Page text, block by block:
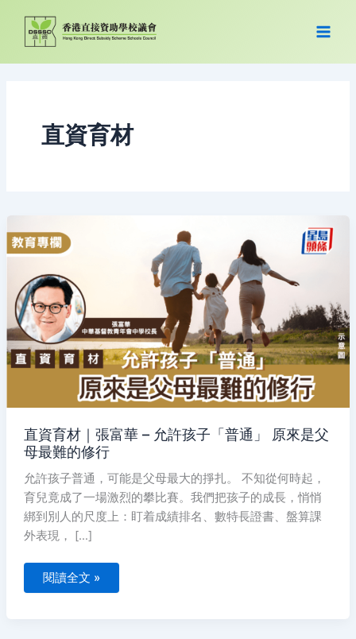
要
直資育材
直資育材｜張富華 – 允許孩子「普通」 原來是父
母最難的修行
允許孩子普通，可能是父母最大的掙扎。 不知從何時起，
育兒竟成了一場激烈的攀比賽。我們把孩子的成長，悄悄
綁到別人的尺度上：盯着成績排名、數特長證書、盤算課
外表現， […]
資
育
材
張
富
華
–
允
許
孩
子
「普
是
母
最
難
修
行
閱讀全文 »